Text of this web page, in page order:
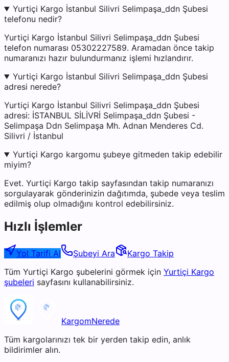
Yurtiçi Kargo İstanbul Silivri Selimpaşa_ddn Şubesi
telefonu nedir?
Yurtiçi Kargo İstanbul Silivri Selimpaşa_ddn Şubesi
telefon numarası 05302227589. Aramadan önce takip
numaranızı hazır bulundurmanız işlemi hızlandırır.
Yurtiçi Kargo İstanbul Silivri Selimpaşa_ddn Şubesi
adresi nerede?
Yurtiçi Kargo İstanbul Silivri Selimpaşa_ddn Şubesi
adresi: İSTANBUL SİLİVRİ Selimpaşa_ddn Şubesi -
Selimpaşa Ddn Selimpaşa Mh. Adnan Menderes Cd.
Silivri / İstanbul
Yurtiçi Kargo kargomu şubeye gitmeden takip edebilir
miyim?
Evet. Yurtiçi Kargo takip sayfasından takip numaranızı
sorgulayarak gönderinizin dağıtımda, şubede veya teslim
edilmiş olup olmadığını kontrol edebilirsiniz.
Hızlı İşlemler
Yol Tarifi Al Şubeyi Ara
Kargo Takip
Tüm Yurtiçi Kargo şubelerini görmek için Yurtiçi Kargo
şubeleri sayfasını kullanabilirsiniz.
KargomNerede
Tüm kargolarınızı tek bir yerden takip edin, anlık
bildirimler alın.